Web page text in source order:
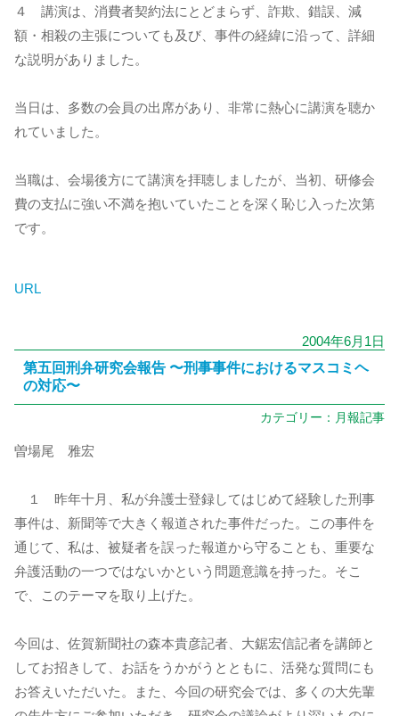
４ 講演は、消費者契約法にとどまらず、詐欺、錯誤、減
額・相殺の主張についても及び、事件の経緯に沿って、詳細
な説明がありました。
当日は、多数の会員の出席があり、非常に熱心に講演を聴か
れていました。
当職は、会場後方にて講演を拝聴しましたが、当初、研修会
費の支払に強い不満を抱いていたことを深く恥じ入った次第
です。
URL
2004年6月1日
第五回刑弁研究会報告 〜刑事事件におけるマスコミヘ
の対応〜
カテゴリー： 月報記事
曽場尾 雅宏
１ 昨年十月、私が弁護士登録してはじめて経験した刑事
事件は、新聞等で大きく報道された事件だった。この事件を
通じて、私は、被疑者を誤った報道から守ることも、重要な
弁護活動の一つではないかという問題意識を持った。そこ
で、このテーマを取り上げた。
今回は、佐賀新聞社の森本貴彦記者、大鋸宏信記者を講師と
してお招きして、お話をうかがうとともに、活発な質問にも
お答えいただいた。また、今回の研究会では、多くの大先輩